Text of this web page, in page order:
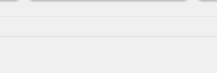
MLM–DFW: cmp-view-offers-disclaimer.
MLM–DFW: cmp-view-offers-
MLM–DFW: cmp-view-
MLM–DFW, 23/08/
MLM–DFW, 24/
MLM–DFW: